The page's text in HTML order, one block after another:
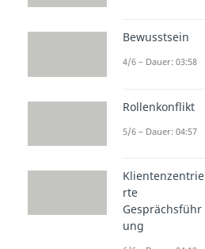
Bewusstsein
4/6 – Dauer: 03:58
Rollenkonflikt
5/6 – Dauer: 04:57
Klientenzentrie
rte
Gesprächsführ
ung